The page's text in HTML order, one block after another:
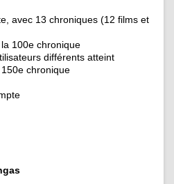
avec 13 chroniques (12 films et
100e chronique
différents atteint
chronique